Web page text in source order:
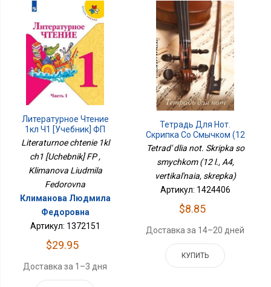
Литературное Чтение
1кл Ч1 [Учебник] ФП
Literaturnoe chtenie 1kl
ch1 [Uchebnik] FP ,
Klimanova Liudmila
Fedorovna
Климанова Людмила
Федоровна
Артикул: 1372151
$29.95
Доставка за 1–3 дня
Тетрадь Для Нот.
Скрипка Со Смычком (12
Л., А4, Вертикальная,
Tetrad' dlia not. Skripka so
smychkom (12 l., A4,
vertikal'naia, skrepka)
Артикул: 1424406
$8.85
Доставка за 14–20 дней
КУПИТЬ